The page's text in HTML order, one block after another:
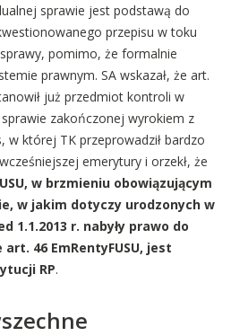
sprawie jest podstawą do
przepisu w toku
pomimo, że formalnie
prawnym. SA wskazał, że art.
już przedmiot kontroli w
zakończonej wyrokiem z
w której TK przeprowadził bardzo
emerytury i orzekł, że
w brzmieniu obowiązującym
w jakim dotyczy urodzonych w
1.1.2013 r. nabyły prawo do
46 EmRentyFUSU, jest
RP.